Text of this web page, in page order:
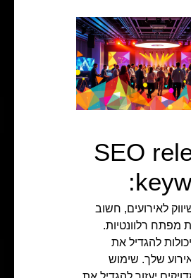
SEO
לאירועים, חשוב
מפתח רלוונטיות.
להגדיל את
שלך. שימוש